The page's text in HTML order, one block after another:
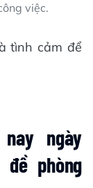
việc.
tình cảm để
ngày
đề phòng